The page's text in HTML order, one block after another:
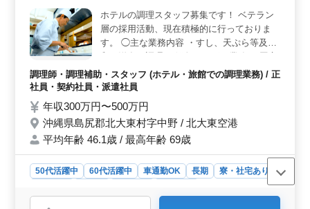
保険が完備されており、福利厚生も充実しています。さ
らに車通勤が可能で、通勤手当が支給される点も魅力で
す。安心して長期的に働ける職場です。 ＜働きやす
い就業条件＞ 週休2日制で、水曜日が定休日なので、予
定を立てやすいです。残業がないため、家庭やプライベ
ートの時間もしっかり確保できます。仕事と生活のバラ
ンスが取りやすい職場です。
ホテルの調理スタッフ募集です！ ベテラン
層の採用活動、現在積極的に行っておりま
す。 ◯主な業務内容 ・すし、天ぷら等及び
和、洋食の調理 ・鮮魚をさばく業務 ・厨房
の清掃 ブランクOK、働きながら調理経験積
めます。 勤務時間内に食事提供あります。
１年以上勤務要）
調理師・調理補助・スタッフ (ホテル・旅館での調理業務) / 正
社員・契約社員・派遣社員
年収300万円〜500万円
沖縄県島尻郡北大東村字中野 / 北大東空港
平均年齢 46.1歳 / 最高年齢 69歳
50代活躍中 60代活躍中 車通勤OK 長期
寮・社宅あり